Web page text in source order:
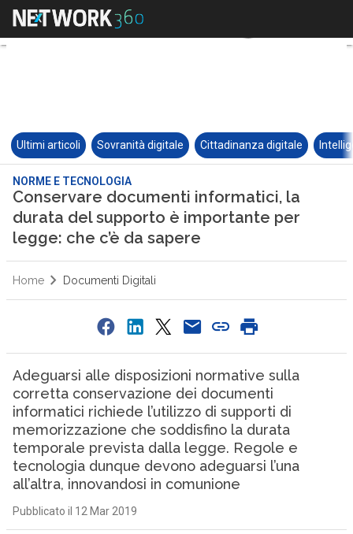
Ultimi articoli Sovranità digitale Cittadinanza digitale
NORME E TECNOLOGIA
Conservare documenti informatici, la
durata del supporto è importante per
legge: che c’è da sapere
Home Documenti Digitali
Adeguarsi alle disposizioni normative sulla
corretta conservazione dei documenti
informatici richiede l’utilizzo di supporti di
memorizzazione che soddisfino la durata
temporale prevista dalla legge. Regole e
tecnologia dunque devono adeguarsi l’una
all’altra, innovandosi in comunione
Pubblicato il 12 Mar 2019